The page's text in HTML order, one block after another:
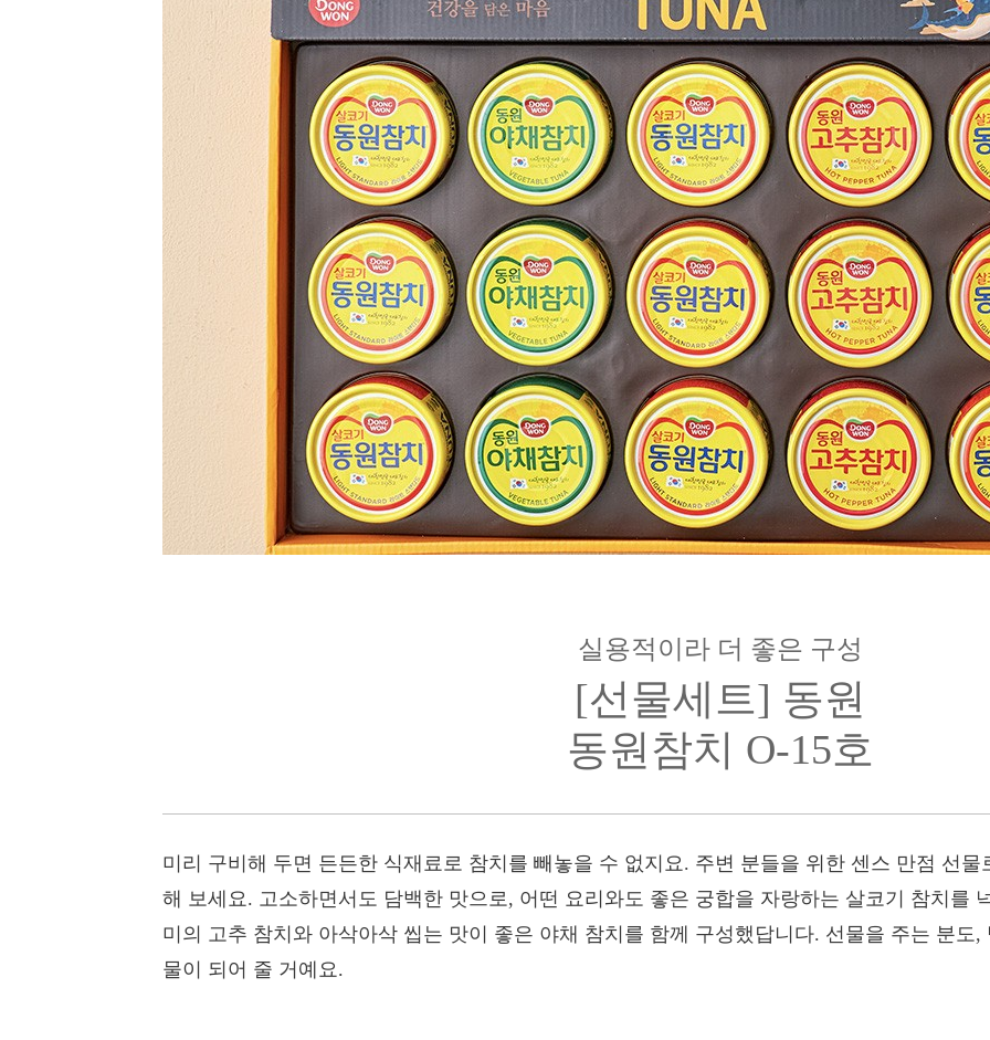
실용적이라 더 좋은 구성
[선물세트] 동원
동원참치 O-15호
미리 구비해 두면 든든한 식재료로 참치를 빼놓을 수 없지요. 주변 분들을 위한 센스 만점 선
해 보세요. 고소하면서도 담백한 맛으로, 어떤 요리와도 좋은 궁합을 자랑하는 살코기 참치를
미의 고추 참치와 아삭아삭 씹는 맛이 좋은 야채 참치를 함께 구성했답니다. 선물을 주는 분도
물이 되어 줄 거예요.